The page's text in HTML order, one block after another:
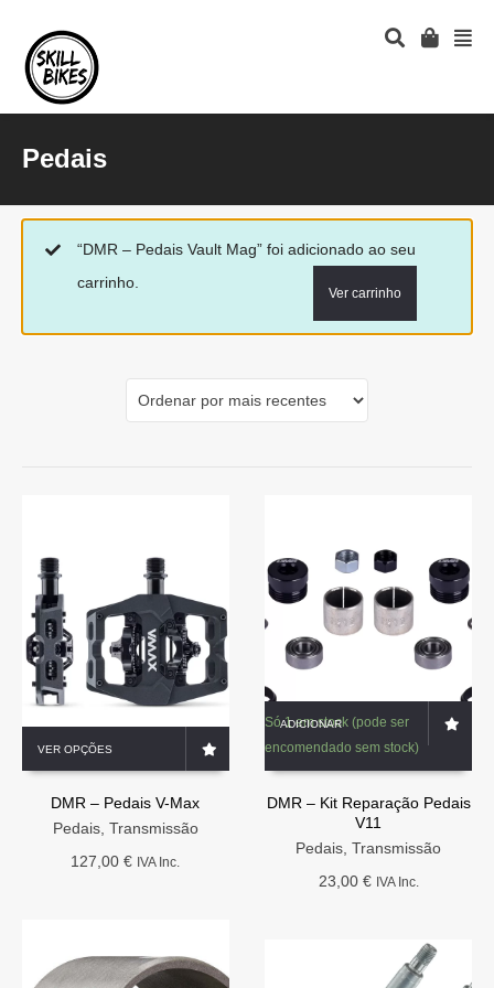
Pedais
“DMR – Pedais Vault Mag” foi adicionado ao seu
carrinho.
Ver carrinho
VER OPÇÕES
multiple
variants.
the
DMR – Pedais V-Max
Pedais, Transmissão
127,00€ IVA Inc.
ADICIONAR
Só 1 em stock (pode ser
encomendado sem stock)
DMR – Kit Reparação Pedais
V11
Pedais,Transmissão
23,00 € IVA Inc.